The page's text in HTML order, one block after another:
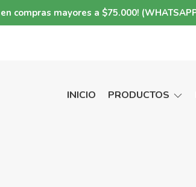
compras mayores a $75.000!
INICIO PRODUCTOS